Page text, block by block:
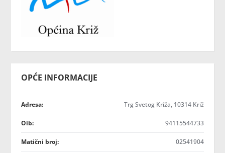
OPĆE INFORMACIJE
Adresa: Trg Svetog Križa, 10314 Križ
Oib: 94115544733
Matični broj: 02541904